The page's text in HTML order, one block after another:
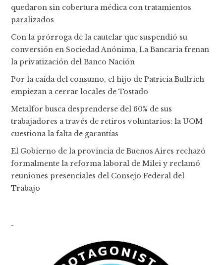
quedaron sin cobertura médica con tratamientos
paralizados
Con la prórroga de la cautelar que suspendió su
conversión en Sociedad Anónima, La Bancaria frenan
la privatización del Banco Nación
Por la caída del consumo, el hijo de Patricia Bullrich
empiezan a cerrar locales de Tostado
Metalfor busca desprenderse del 60% de sus
trabajadores a través de retiros voluntarios: la UOM
cuestiona la falta de garantías
El Gobierno de la provincia de Buenos Aires rechazó
formalmente la reforma laboral de Milei y reclamó
reuniones presenciales del Consejo Federal del
Trabajo
-